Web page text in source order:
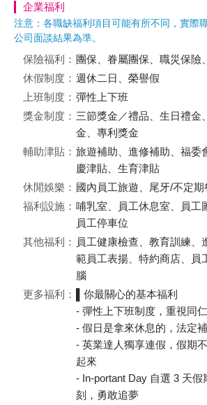
企業福利
注意：各職缺福利項目可能有所不同，實際
公司面談結果為準。
保險福利： 團保、眷屬團保、職災保險
休假制度： 週休二日、榮譽假
上班制度： 彈性上下班
獎金制度： 三節獎金／禮品、生日禮金
金、專利獎金
輔助津貼： 旅遊補助、進修補助、福委
慶津貼、生育津貼
休閒娛樂： 國內員工旅遊、尾牙/不定
福利設施： 哺乳室、員工休息室、員工
員工停車位
其他福利： 員工健康檢查、教育訓練、
範員工表揚、特約商店、員
腦
更多福利：
▌你最關心的基本福利
- 彈性上下班制度，重視同
- 假日是拿來休息的，法定
- 英業達人獨享連假，假期
起來
- In-portant Day 自選 3 天
刻，勇敢追夢